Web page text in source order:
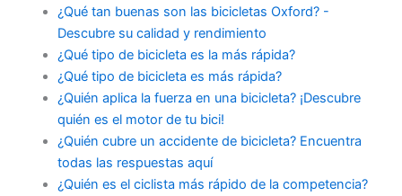
¿Qué tan buenas son las bicicletas Oxford? -
Descubre su calidad y rendimiento
¿Qué tipo de bicicleta es la más rápida?
¿Qué tipo de bicicleta es más rápida?
¿Quién aplica la fuerza en una bicicleta? ¡Descubre
quién es el motor de tu bici!
¿Quién cubre un accidente de bicicleta? Encuentra
todas las respuestas aquí
¿Quién es el ciclista más rápido de la competencia?